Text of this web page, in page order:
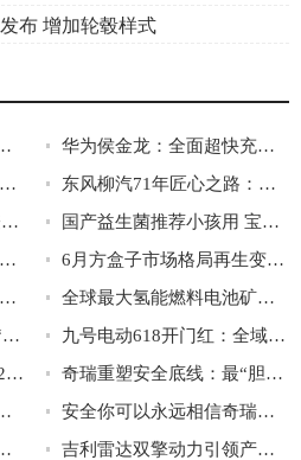
布 增加轮毂样式
布鲁克挑战定义新能源轻卡新高度
华为侯金龙：全面超快充，运动域智能化，加速电动汽车高质量发展
深圳“超充之城2.0”兆瓦超充首站投运｜重卡兆瓦超充高质量发展论坛成功举办
东风柳汽71年匠心之路：从广西制造到全球智造的硬核跨越
iCAR V23改装家族高能登陆成都车展，赛博版首秀亮相
国产益生菌推荐小孩用 宝妈亲测靠谱款有哪些？
光峰科技亮相IFAL2025，激光车灯技术引领智能汽车照明新趋势
6月方盒子市场格局再生变：坦克300降价守市，钛3“跨界”夺魁
重磅！二代哈弗H9官宣定档，9月19日正式上市！
全球最大氢能燃料电池矿卡首秀！氢通能源集团从链主到全域引领中国氢能产业革命
重塑健康版图：鑫瑞健康“三化”战略引领行业新风向
九号电动618开门红：全域霸榜，销量破11.9亿，书写行业“断层领先”新标杆
九号618开门红来啦！5月28日晚8点开抢，至高省1700元+12期免息！
奇瑞重塑安全底线：最“胆小”的车企，如何成为安全规则制定者？
护者”智慧安全系统亮相
安全你可以永远相信奇瑞！奇瑞汽车安全之夜即将开幕
出行领域国际权威大奖！
吉利雷达双擎动力引领产业变革